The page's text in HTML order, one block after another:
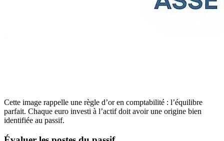
Cette image rappelle une règle d’or en comptabilité : l’équilibre
parfait. Chaque euro investi à l’actif doit avoir une origine bien
identifiée au passif.